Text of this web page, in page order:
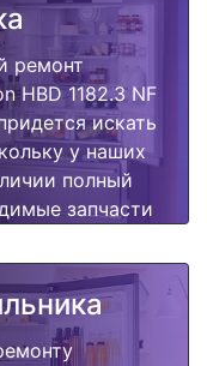
ремонт
HBD 1182.3 NF
искать
у наших
полный
запчасти